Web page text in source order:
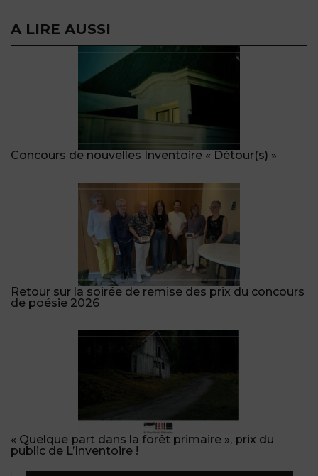
A LIRE AUSSI
Concours de nouvelles Inventoire « Détour(s) »
Retour sur la soirée de remise des prix du concours
de poésie 2026
« Quelque part dans la forêt primaire », prix du
public de L’Inventoire !